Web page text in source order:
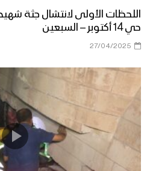
اللحظات الأولى لانتشال جثة
حي 14 أكتوبر – السبعين
27/04/2025